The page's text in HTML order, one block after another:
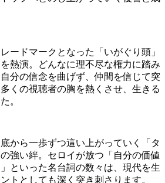
ードマークとなった「いがぐり頭」
熱演。どんなに理不尽な権力に踏み
分の信念を曲げず、仲間を信じて突
くの視聴者の胸を熱くさせ、生きる
。
底から一歩ずつ這い上がっていく「タ
強い絆。セロイが放つ「自分の価値
といった名台詞の数々は、現代を生
トとしても深く突き刺さります。